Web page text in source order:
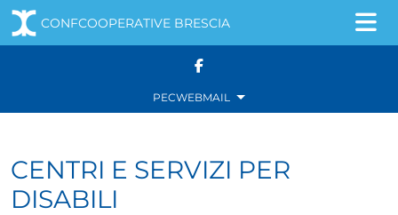
PECWEBMAIL
Navigazione principale
CONFCOOPERATIVE BRESCIA
CENTRI E SERVIZI PER
DISABILI